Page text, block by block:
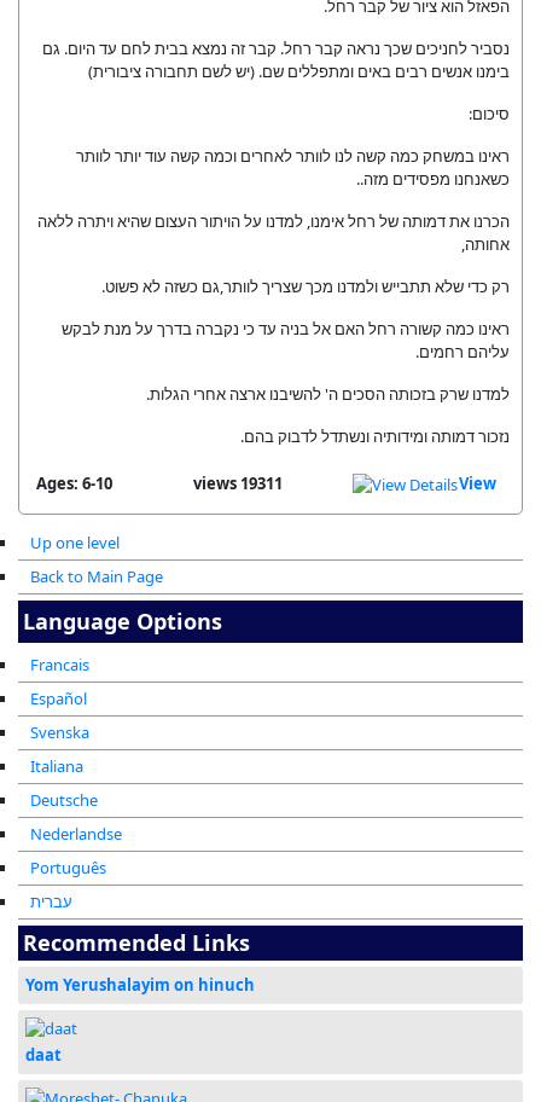
Up one level
Back to Main Page
הפאזל הוא ציור של קבר רחל.
נסביר לחניכים שכך נראה קבר רחל. קבר זה נמצא בבית לחם עד היום. גם
בימנו אנשים רבים באים ומתפללים שם. (יש לשם תחבורה ציבורית)
סיכום:
ראינו במשחק כמה קשה לנו לוותר לאחרים וכמה קשה עוד יותר לוותר
כשאנחנו מפסידים מזה..
הכרנו את דמותה של רחל אימנו, למדנו על הויתור העצום שהיא ויתרה ללאה
אחותה,
רק כדי שלא תתבייש ולמדנו מכך שצריך לוותר,גם כשזה לא פשוט.
ראינו כמה קשורה רחל האם אל בניה עד כי נקברה בדרך על מנת לבקש
עליהם רחמים.
למדנו שרק בזכותה הסכים ה' להשיבנו ארצה אחרי הגלות.
נזכור דמותה ומידותיה ונשתדל לדבוק בהם.
Ages: 6-10 19311 views View
Language Options
Francais
Español
Svenska
Italiana
Deutsche
Nederlandse
Português
עברית
Recommended Links
Yom Yerushalayim on hinuch
daat